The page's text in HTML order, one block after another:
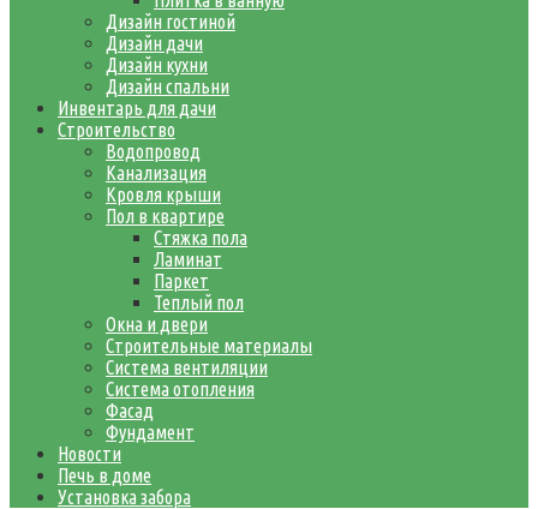
Дизайн гостиной
Дизайн дачи
Дизайн кухни
Дизайн спальни
Инвентарь для дачи
Строительство
Водопровод
Канализация
Кровля крыши
Пол в квартире
Стяжка пола
Ламинат
Паркет
Теплый пол
Окна и двери
Строительные материалы
Система вентиляции
Система отопления
Фасад
Фундамент
Новости
Печь в доме
Установка забора